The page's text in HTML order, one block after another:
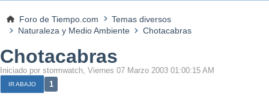
Foro de Tiempo.com
Temas diversos
Naturaleza y Medio Ambiente
Chotacabras
Chotacabras
Iniciado por stormwatch, Viernes 07 Marzo 2003 01:00:15 AM
IR ABAJO 1